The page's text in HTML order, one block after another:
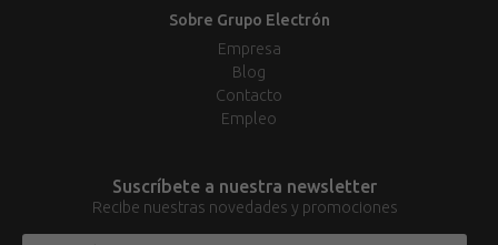
Sobre Grupo Electrón
Empresa
Blog
Contacto
Empleo
Suscríbete a nuestra newsletter
Recibe nuestras novedades y promociones